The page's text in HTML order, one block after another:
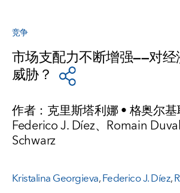
竞争
市场支配力不断增强——对
威胁？
作者：克里斯塔利娜 • 格奥尔基
Federico J. Díez、Romain
Schwarz
Kristalina Georgieva,Federico J. Díez,